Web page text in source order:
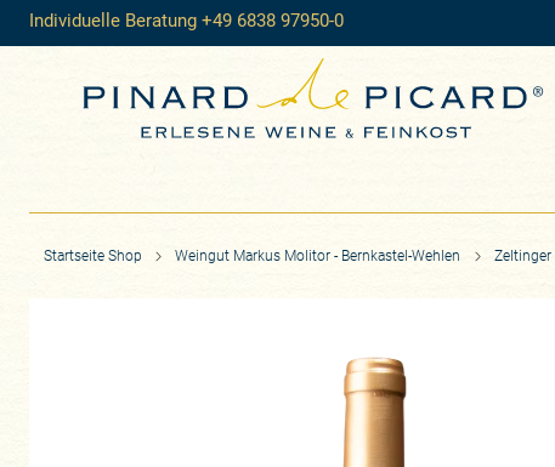
Individuelle Beratung +49 6838 97950-0
Startseite Shop Weingut Markus Molitor - Bernkastel-Wehlen Zeltinger